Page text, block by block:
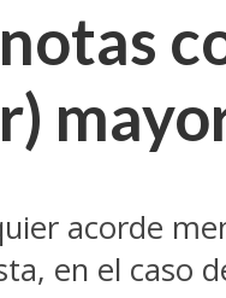
)
acorde
en el caso